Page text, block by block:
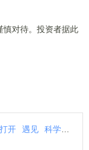
对待。投资者据此
打开 遇见 科学